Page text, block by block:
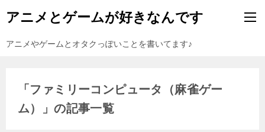
アニメとゲームが好きなんです
アニメやゲームとオタクっぽいことを書いてます♪
「ファミリーコンピュータ（麻雀ゲー
ム）」の記事一覧